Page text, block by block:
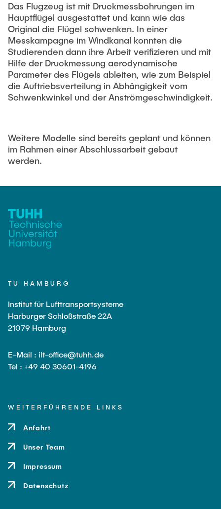
Das Flugzeug ist mit Druckmessbohrungen im
Hauptflügel ausgestattet und kann wie das
Original die Flügel schwenken. In einer
Messkampagne im Windkanal konnten die
Studierenden dann ihre Arbeit verifizieren und mit
Hilfe der Druckmessung aerodynamische
Parameter des Flügels ableiten, wie zum Beispiel
die Auftriebsverteilung in Abhängigkeit vom
Schwenkwinkel und der Anströmgeschwindigkeit.
Weitere Modelle sind bereits geplant und können
im Rahmen einer Abschlussarbeit gebaut
werden.
TU HAMBURG
Institut für Lufttransportsysteme
Harburger Schloßstraße 22A
21079 Hamburg
E-Mail : ilt-office@tuhh.de
Tel : +49 40 30601-4196
WEITERFÜHRENDE LINKS
Anfahrt
Unser Team
Impressum
Datenschutz